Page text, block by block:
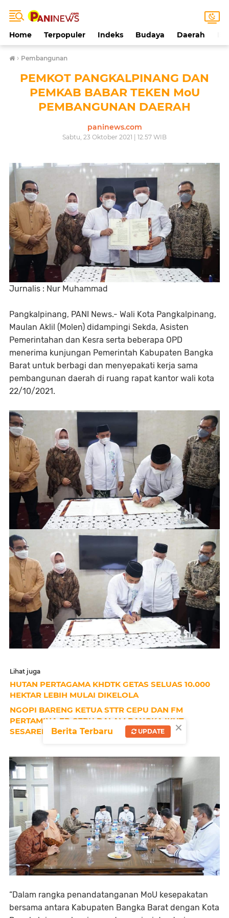
Home Terpopuler Indeks Budaya Daerah
› Pembangunan
PEMKOT PANGKALPINANG DAN
PEMKAB BABAR TEKEN MoU
PEMBANGUNAN DAERAH
paninews.com
Sabtu, 23 Oktober 2021 | 12.57 WIB
Jurnalis : Nur Muhammad
Pangkalpinang, PANI News.- Wali Kota Pangkalpinang,
Maulan Aklil (Molen) didampingi Sekda, Asisten
Pemerintahan dan Kesra serta beberapa OPD
menerima kunjungan Pemerintah Kabupaten Bangka
Barat untuk berbagi dan menyepakati kerja sama
pembangunan daerah di ruang rapat kantor wali kota
22/10/2021.
Lihat juga
HUTAN PERTAGAMA KHDTK GETAS SELUAS 10.000
HEKTAR LEBIH MULAI DIKELOLA
NGOPI BARENG KETUA STTR CEPU DAN FM
PERTAMINA EP CEPU DALAM RANGKA IKUT
SESARENGAN MBANGUN MBLORA
“Dalam rangka penandatanganan MoU kesepakatan
bersama antara Kabupaten Bangka Barat dengan Kota
×
Berita Terbaru UPDATE